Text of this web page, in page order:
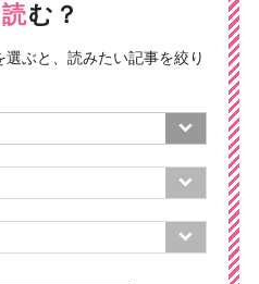
読む？
ぶと、読みたい記事を絞り